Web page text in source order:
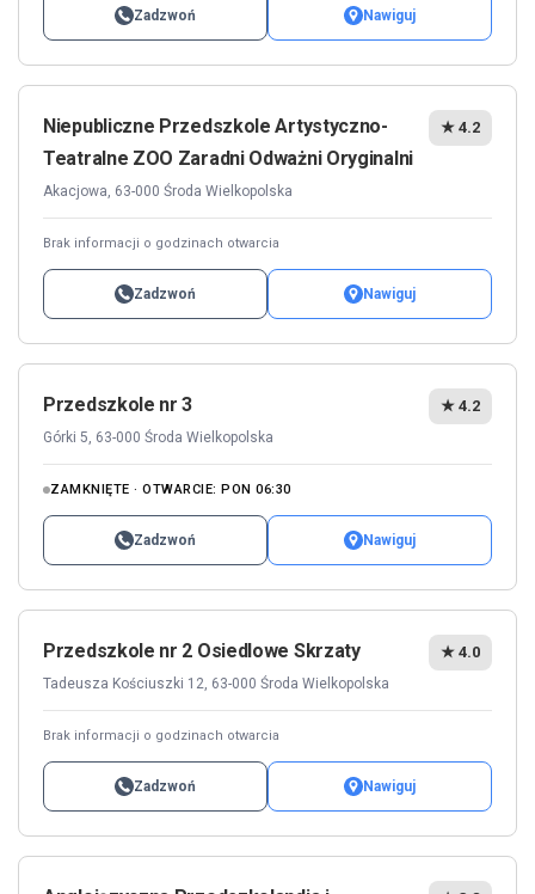
Zadzwoń Nawiguj
Niepubliczne Przedszkole Artystyczno-
Teatralne ZOO Zaradni Odważni Oryginalni
Akacjowa, 63-000 Środa Wielkopolska
★ 4.2
Brak informacji o godzinach otwarcia
Zadzwoń Nawiguj
Przedszkole nr 3
Górki 5, 63-000 Środa Wielkopolska
★ 4.2
ZAMKNIĘTE · OTWARCIE: PON 06:30
Zadzwoń Nawiguj
Przedszkole nr 2 Osiedlowe Skrzaty
Tadeusza Kościuszki 12, 63-000 Środa Wielkopolska
★ 4.0
Brak informacji o godzinach otwarcia
Zadzwoń Nawiguj